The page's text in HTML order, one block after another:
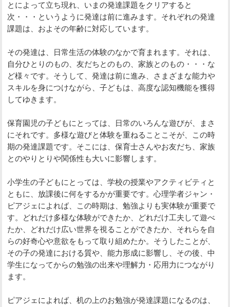
とによって立ち現れ、いまの発達課題をクリアすると
次・・・というように発達は前に進みます。それぞれの発達
課題は、およその年齢に対応しています。
その発達は、日常生活の体験のなかで育まれます。それは、
自分ひとりのもの、友だちとのもの、家族とのもの・・・な
ど様々です。そうして、発達は前に進み、さまざまな能力や
スキルを身につけながら、子どもは、高度な認知機能を獲得
してゆきます。
保育園児の子どもにとっては、日常のいろんな遊びが、まさ
にそれです。多様な遊びと体験を重ねることこそが、この時
期の発達課題です。そこには、保育士さんやお友だち、家族
とのやりとりや関係性も大いに影響します。
小学生の子どもにとっては、学校の授業やアクティビティと
ともに、放課後に何をするかが重要です。心理学者ジャン・
ピアジェによれば、この時期は、勉強よりも実体験が重要で
す。どれだけ多様な体験ができたか、どれだけ工夫して遊べ
たか、どれだけ広い世界を視ることができたか、それらを自
らの好奇心や意欲をもって取り組めたか。そうしたことが、
その子の発達における質や、能力形成に影響し、その後、中
学生になってからの勉強の出来や理解力・応用力につながり
ます。
ピアジェによれば、机の上のお勉強が発達課題になるのは、